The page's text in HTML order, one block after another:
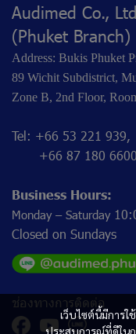
เว็บไซต์นี้มีการ
ประสบการณ์ที่ดีในก
Audimed Co.,
(Phuket Branch)
Address: Bukis Phuket
89 Wichit Subdistrict,
Zone B, 2nd Floor,
Tel: +66 53 221 939,
+66 87 180 6600
Business Hours:
Monday – Saturday
Closed on Sundays
ช่องทางการติดต่อ